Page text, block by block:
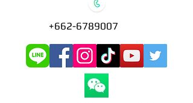
+662-6789007